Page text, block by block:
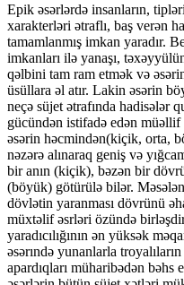
Epik əsərlərdə insanların,
xarakterləri ətraflı, baş verən
tamamlanmış imkan yaradır.
imkanları ilə yanaşı,
qəlbini tam ram etmək və
üsüllara əl atır. Lakin əsərin
neçə süjet ətrafında hadisələr
gücündən istifadə edən
əsərin həcmindən(kiçik, orta,
nəzərə alınaraq geniş və
bir anın (kiçik), bəzən bir
(böyük) götürülə bilər.
dövlətin yaranması dövrünü
müxtəlif əsrləri özündə
yaradıcılığının ən yüksək
əsərındə yunanlarla
apardıqları müharibədən bəhs